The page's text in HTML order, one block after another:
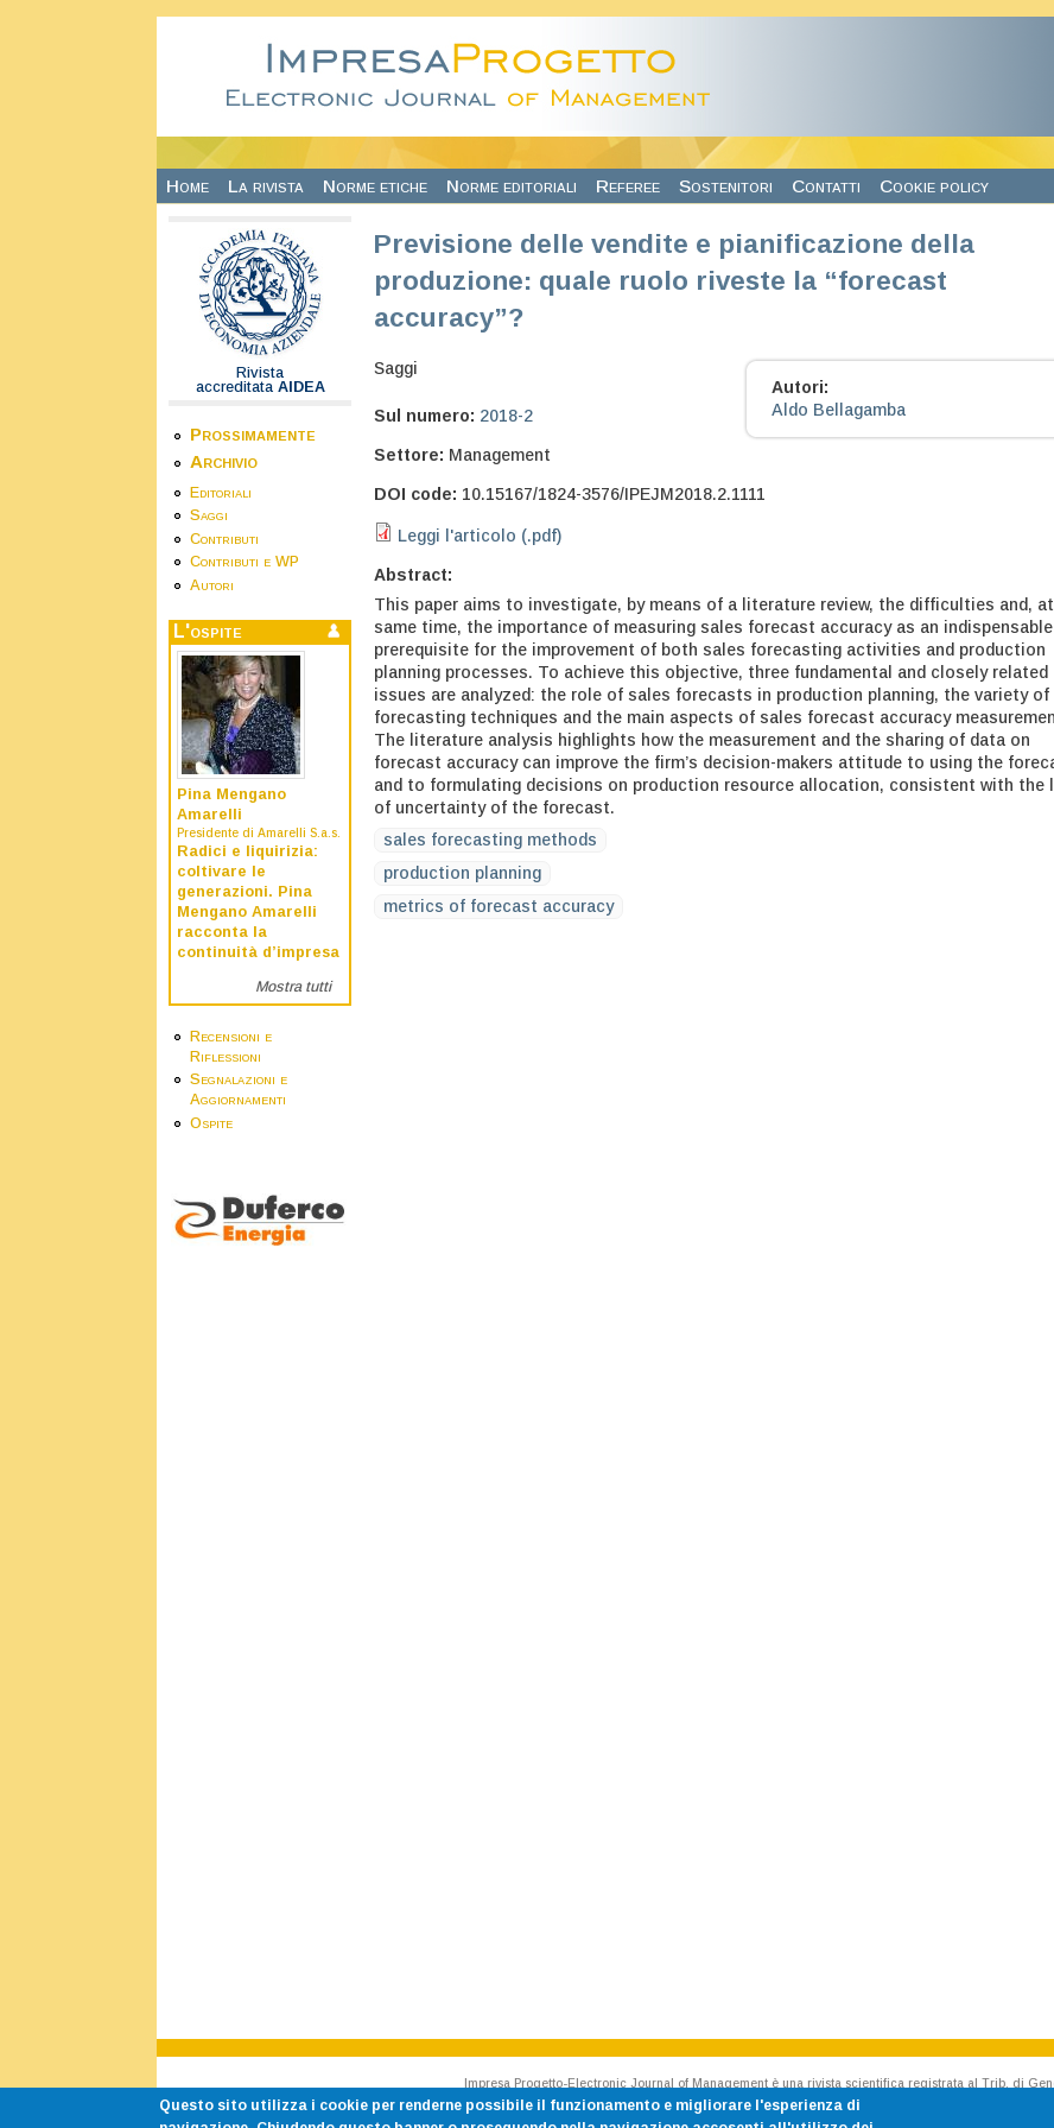
Home La rivista Norme etiche Norme editoriali Referee Sostenitori Contatti Cookie policy
Rivista
accreditata AIDEA
Prossimamente
Archivio
Editoriali
Saggi
Contributi
Contributi e WP
Autori
L'ospite
Pina Mengano
Amarelli
Presidente di Amarelli S.a.s.
Radici e liquirizia:
coltivare le
generazioni. Pina
Mengano Amarelli
racconta la
continuità d’impresa
Mostra tutti
Recensioni e
Riflessioni
Segnalazioni e
Aggiornamenti
Ospite
Previsione delle vendite e pianificazione della
produzione: quale ruolo riveste la “forecast
accuracy”?
Saggi
Sul numero: 2018-2
Settore: Management
Autori:
Aldo Bellagamba
DOI code: 10.15167/1824-3576/IPEJM2018.2.1111
Leggi l'articolo (.pdf)
Abstract:
This paper aims to investigate, by means of a literature review, the difficulties and,
same time, the importance of measuring sales forecast accuracy as an indispensable
prerequisite for the improvement of both sales forecasting activities and production
planning processes. To achieve this objective, three fundamental and closely related
issues are analyzed: the role of sales forecasts in production planning, the variety of
forecasting techniques and the main aspects of sales forecast accuracy
The literature analysis highlights how the measurement and the sharing of data on
forecast accuracy can improve the firm’s decision-makers attitude to using the
and to formulating decisions on production resource allocation, consistent with the
of uncertainty of the forecast.
sales forecasting methods
production planning
metrics of forecast accuracy
Impresa Progetto-Electronic Journal of Management è una rivista scientifica registrata al Trib. di
Rivista accreditata AIDEA - Accademia Italiana di Economia Aziendale
ISSN 1824-3576 Cod. CINECA E187020 p.iva 00754150100
Questo sito utilizza i cookie per renderne possibile il funzionamento e migliorare l'esperienza di